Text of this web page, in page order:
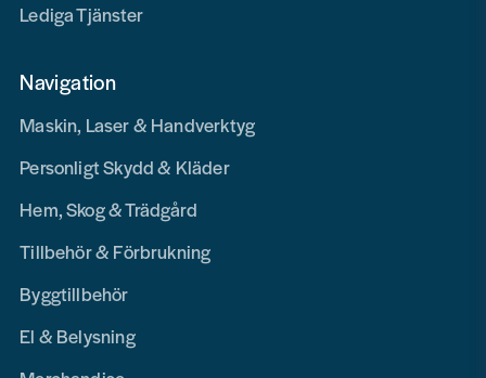
Lediga Tjänster
Navigation
Maskin, Laser & Handverktyg
Personligt Skydd & Kläder
Hem, Skog & Trädgård
Tillbehör & Förbrukning
Byggtillbehör
El & Belysning